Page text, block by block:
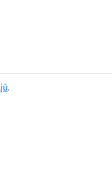
.